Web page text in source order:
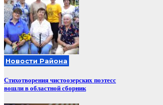
Новости Района
Стихотворения чистоозерских поэтесс
вошли в областной сборник